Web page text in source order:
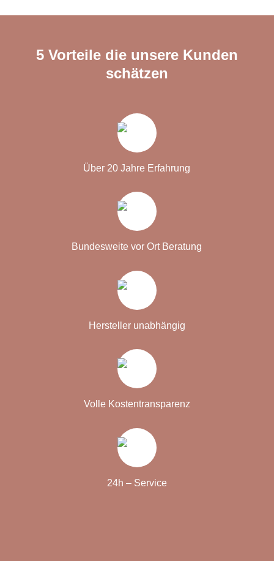
5 Vorteile die unsere Kunden
schätzen
Über 20 Jahre Erfahrung
Bundesweite vor Ort Beratung
Hersteller unabhängig
Volle Kostentransparenz
24h – Service